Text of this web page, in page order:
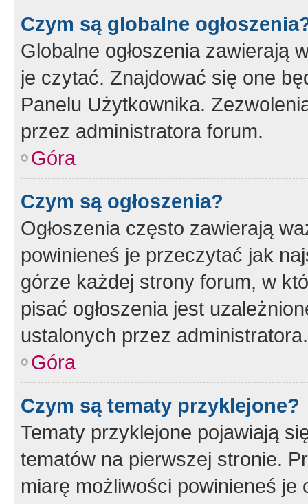
Czym są globalne
Globalne ogłoszenia zawierają
je czytać. Znajdować się one
Panelu Użytkownika.
przez administratora forum.
Góra
Czym są ogłoszenia?
Ogłoszenia często zawierają
powinieneś je przeczytać jak
górze każdej strony forum, w
pisać ogłoszenia jest
ustalonych przez administratora.
Góra
Czym są tematy przyklejone?
Tematy przyklejone pojawiają
tematów na pierwszej stronie.
miarę możliwości powinieneś je